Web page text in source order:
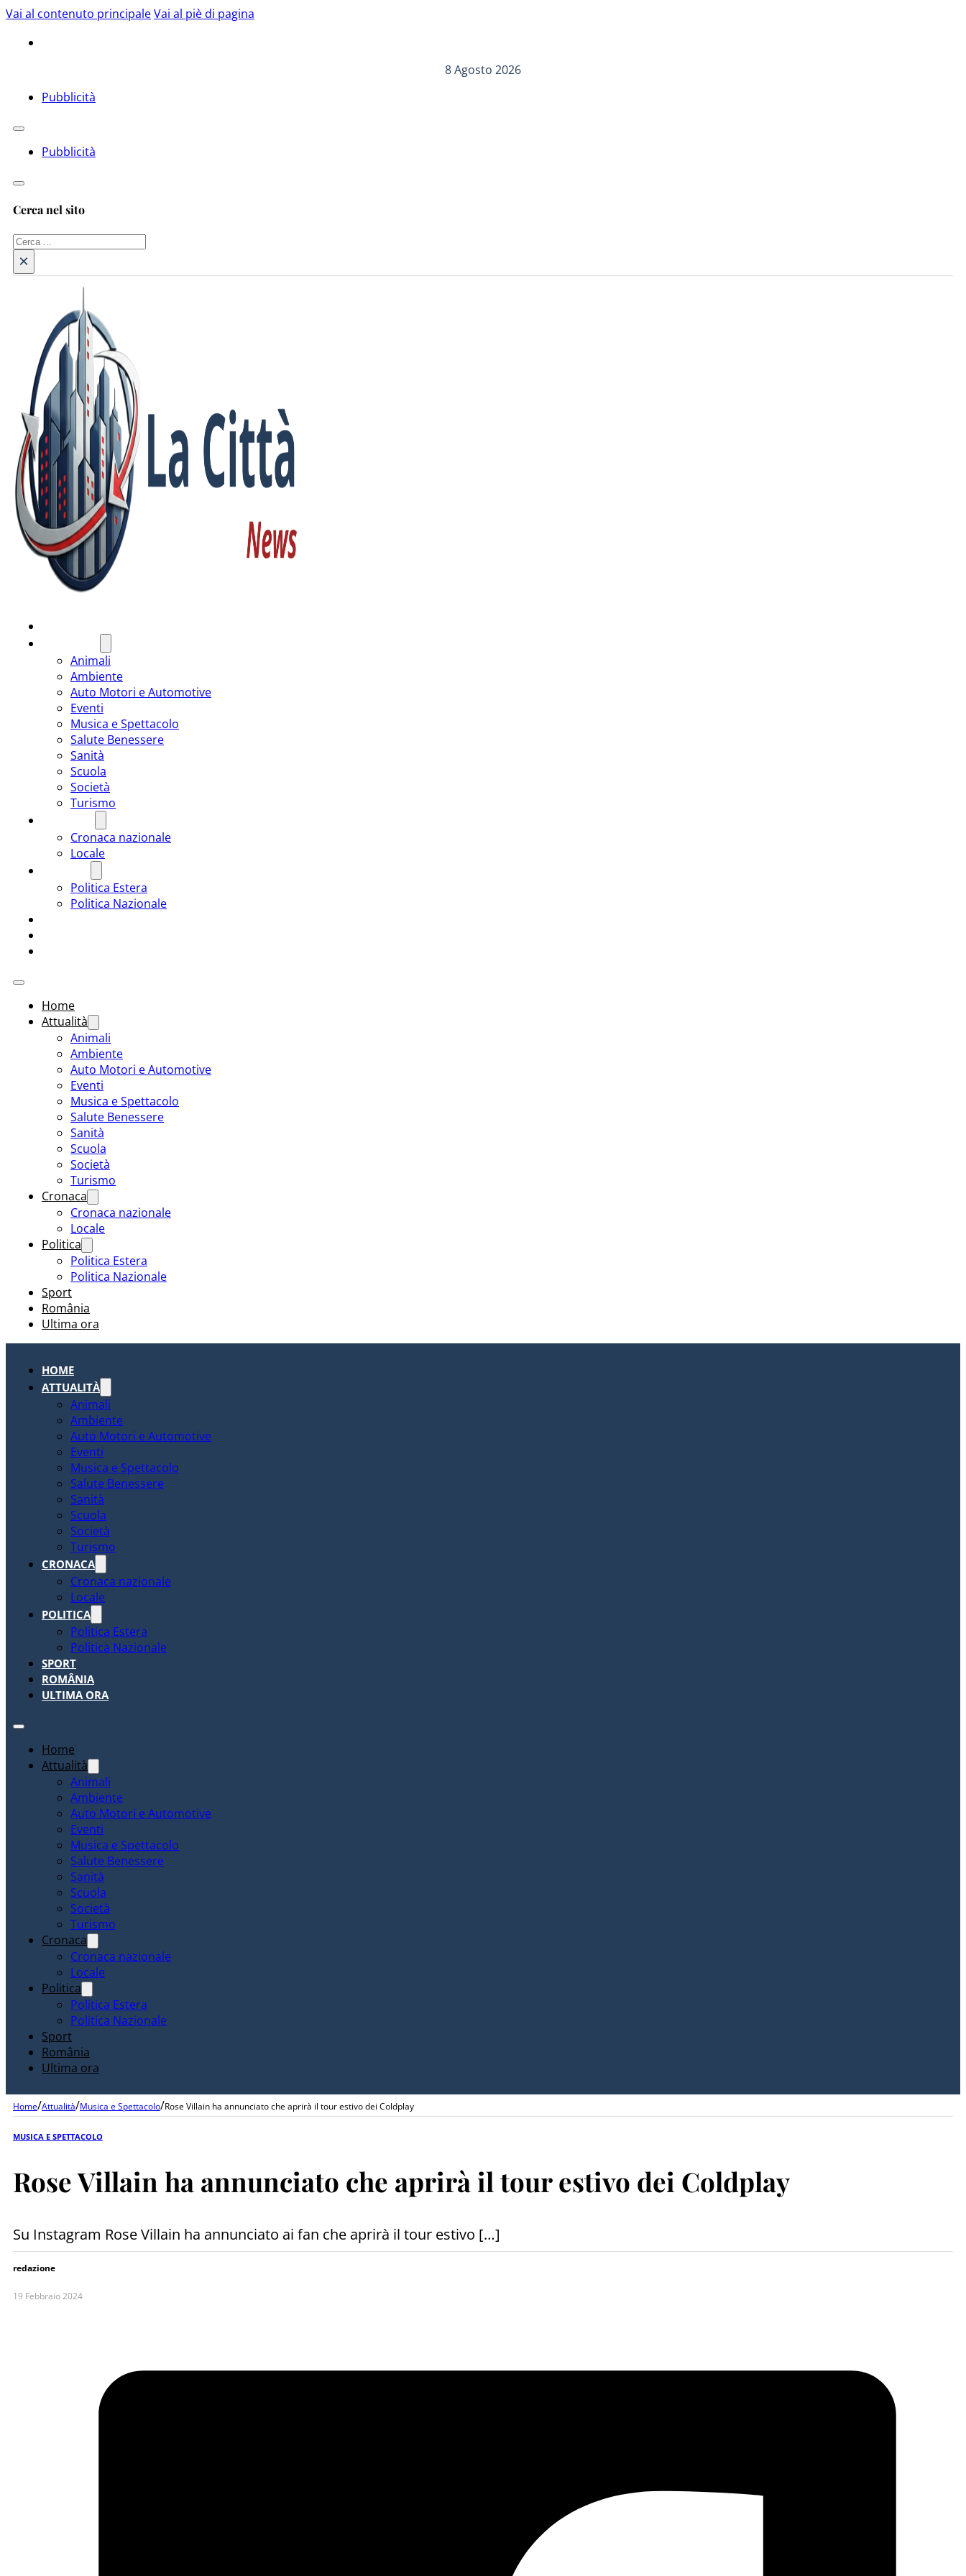
Vai al contenuto principaleVai al piè di pagina
8 Agosto 2026
Pubblicità
Pubblicità
Cerca nel sito
Cerca
×
Animali
Ambiente
Auto Motori e Automotive
Eventi
Musica e Spettacolo
Salute Benessere
Sanità
Scuola
Società
Turismo
Cronaca nazionale
Locale
Politica Estera
Politica Nazionale
Home
Attualità
Animali
Ambiente
Auto Motori e Automotive
Eventi
Musica e Spettacolo
Salute Benessere
Sanità
Scuola
Società
Turismo
Cronaca
Cronaca nazionale
Locale
Politica
Politica Estera
Politica Nazionale
Sport
România
Ultima ora
HOME
ATTUALITÀ
Animali
Ambiente
Auto Motori e Automotive
Eventi
Musica e Spettacolo
Salute Benessere
Sanità
Scuola
Società
Turismo
CRONACA
Cronaca nazionale
Locale
POLITICA
Politica Estera
Politica Nazionale
SPORT
ROMÂNIA
ULTIMA ORA
Home
Attualità
Animali
Ambiente
Auto Motori e Automotive
Eventi
Musica e Spettacolo
Salute Benessere
Sanità
Scuola
Società
Turismo
Cronaca
Cronaca nazionale
Locale
Politica
Politica Estera
Politica Nazionale
Sport
România
Ultima ora
Home/Attualità/Musica e Spettacolo/Rose Villain ha annunciato che aprirà il tour estivo dei Coldplay
MUSICA E SPETTACOLO
Rose Villain ha annunciato che aprirà il tour estivo dei Coldplay
Su Instagram Rose Villain ha annunciato ai fan che aprirà il tour estivo […]
redazione
19 Febbraio 2024